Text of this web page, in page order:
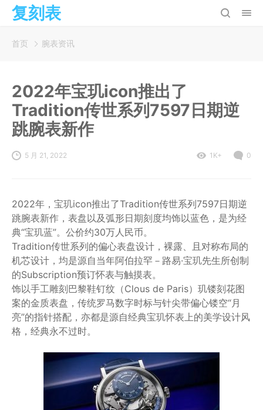
复刻表
首页 腕表资讯
2022年宝玑icon推出了
Tradition传世系列7597日期逆
跳腕表新作
5 月 21, 2022 1K+ 0
2022年，宝玑icon推出了Tradition传世系列7597日期逆
跳腕表新作，表盘以及弧形日期刻度均饰以蓝色，是为经
典“宝玑蓝”。公价约30万人民币。
Tradition传世系列的偏心表盘设计，裸露、且对称布局的
机芯设计，均是源自当年阿伯拉罕－路易·宝玑先生所创制
的Subscription预订怀表与触摸表。
饰以手工雕刻巴黎鞋钉纹（Clous de Paris）玑镂刻花图
案的金质表盘，传统罗马数字时标与针尖带偏心镂空“月
亮”的指针搭配，亦都是源自经典宝玑怀表上的美学设计风
格，经典永不过时。